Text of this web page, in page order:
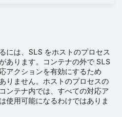
には、SLS をホストのプロセス
あります。コンテナの外で SLS
アクションを有効にするため
りません。ホストのプロセスの
ンテナ内では、すべての対応ア
使用可能になるわけではありま